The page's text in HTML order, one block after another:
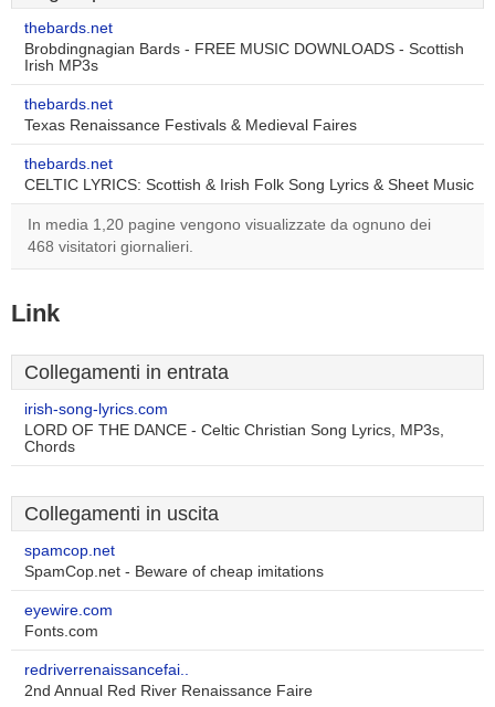
thebards.net
Brobdingnagian Bards - FREE MUSIC DOWNLOADS - Scottish
Irish MP3s
thebards.net
Texas Renaissance Festivals & Medieval Faires
thebards.net
CELTIC LYRICS: Scottish & Irish Folk Song Lyrics & Sheet Music
In media 1,20 pagine vengono visualizzate da ognuno dei
468 visitatori giornalieri.
Link
Collegamenti in entrata
irish-song-lyrics.com
LORD OF THE DANCE - Celtic Christian Song Lyrics, MP3s,
Chords
Collegamenti in uscita
spamcop.net
SpamCop.net - Beware of cheap imitations
eyewire.com
Fonts.com
redriverrenaissancefai..
2nd Annual Red River Renaissance Faire